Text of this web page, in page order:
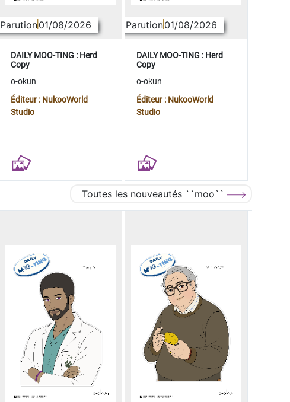
Parution01/08/2026
DAILY MOO-TING : Herd
Copy
o-okun
Éditeur : NukooWorld
Studio
Parution01/08/2026
DAILY MOO-TING : Herd
Copy
o-okun
Éditeur : NukooWorld
Studio
Toutes les nouveautés ``moo``